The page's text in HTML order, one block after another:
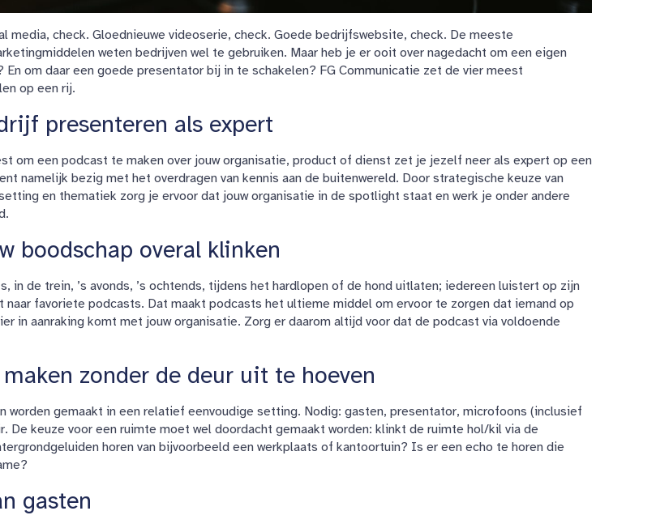
media, check. Gloednieuwe videoserie, check. Goede bedrijfswebsite, check. De meeste
weten bedrijven wel te gebruiken. Maar heb je er ooit over nagedacht om een eigen
om daar een goede presentator bij in te schakelen? FG Communicatie zet de vier meest
op een rij.
presenteren als expert
om een podcast te maken over jouw organisatie, product of dienst zet je jezelf neer als expert op een
namelijk bezig met het overdragen van kennis aan de buitenwereld. Door strategische keuze van
en thematiek zorg je ervoor dat jouw organisatie in de spotlight staat en werk je onder andere
boodschap overal klinken
in de trein, ’s avonds, ’s ochtends, tijdens het hardlopen of de hond uitlaten; iedereen luistert op zijn
naar favoriete podcasts. Dat maakt podcasts het ultieme middel om ervoor te zorgen dat iemand op
in aanraking komt met jouw organisatie. Zorg er daarom altijd voor dat de podcast via voldoende
zonder de deur uit te hoeven
worden gemaakt in een relatief eenvoudige setting. Nodig: gasten, presentator, microfoons (inclusief
De keuze voor een ruimte moet wel doordacht gemaakt worden: klinkt de ruimte hol/kil via de
horen van bijvoorbeeld een werkplaats of kantoortuin? Is er een echo te horen die
gasten